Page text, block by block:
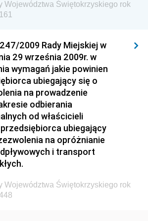
Urzędu Lotnictwa Cywilnego
Ministerstwa Hutnictwa i
Ministerstwa Zdrowia i Opieki
Ministerstwa Rolnictwa, Leśnictwa
Ministra Spraw Wewnętrznych
Ministra Transportu, Budownictwa
Ministra Administracji i Cyfryzacji
Głównego Inspektora Ochrony
Województwa Świętokrzyskiego rok
2009 Rady Miejskiej w
29 września 2009r. w
wymagań jakie powinien
ubiegający się o
na prowadzenie
odbierania
od właścicieli
ubiegający
na opróżnianie
i transport
Województwa Świętokrzyskiego rok